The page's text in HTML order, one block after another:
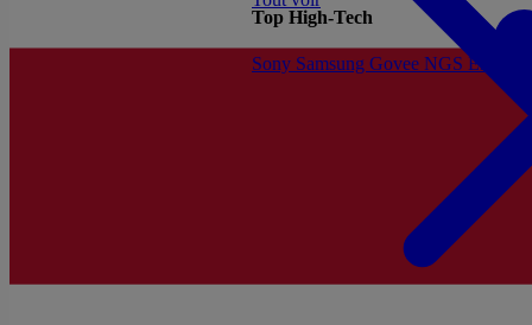
Top High-Tech
Sony Samsung Govee NGS Energy